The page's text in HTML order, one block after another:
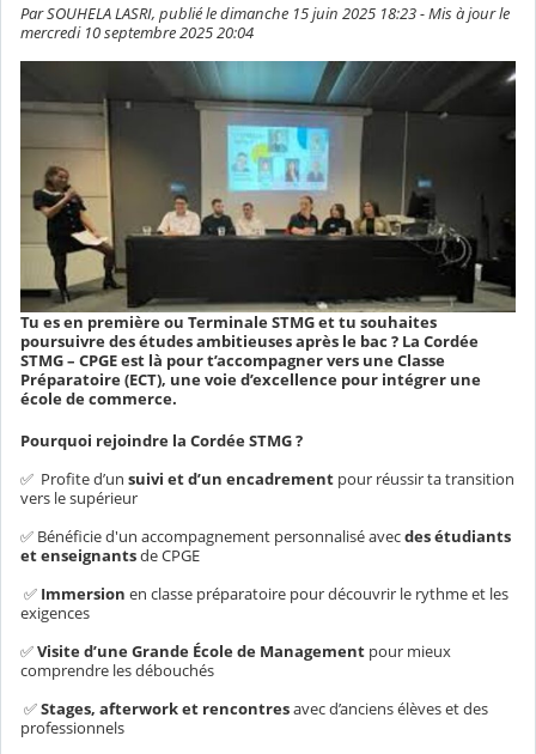
Par SOUHELA LASRI, publié le dimanche 15 juin 2025 18:23 - Mis à jour le
mercredi 10 septembre 2025 20:04
Tu es en première ou Terminale STMG et tu souhaites
poursuivre des études ambitieuses après le bac ? La Cordée
STMG – CPGE est là pour t’accompagner vers une Classe
Préparatoire (ECT), une voie d’excellence pour intégrer une
école de commerce.
Pourquoi rejoindre la Cordée STMG ?
✅ Profite d’un suivi et d’un encadrement pour réussir ta transition
vers le supérieur
✅ Bénéficie d'un accompagnement personnalisé avecdes étudiants
et enseignantsde CPGE
✅ Immersion en classe préparatoire pour découvrir le rythme et les
exigences
✅Visite d’une Grande École de Management pour mieux
comprendre les débouchés
✅Stages, afterwork et rencontresavec d’anciens élèves et des
professionnels